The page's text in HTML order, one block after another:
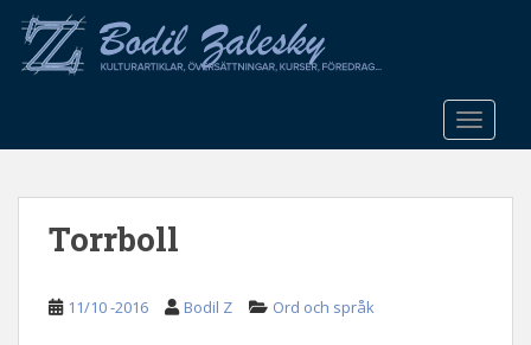
o
Torrboll
11/10 -2016 Bodil Z Ord och språk